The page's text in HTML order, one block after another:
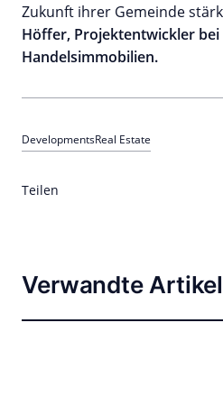
Zukunft ihrer Gemeinde
Höffer, Projektentwickler bei
Handelsimmobilien.
DevelopmentsReal Estate
Teilen
Verwandte Artikel